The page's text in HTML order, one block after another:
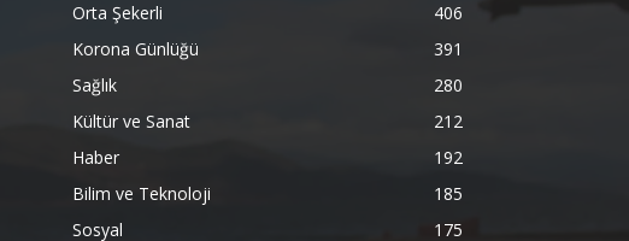
Orta Şekerli
406
Korona Günlüğü
391
Sağlık
280
Kültür ve Sanat
212
Haber
192
Bilim ve Teknoloji
185
Sosyal
175